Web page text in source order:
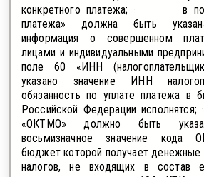
конкретного платежа; · в
платежа» должна быть
информация о совершенном
лицами и индивидуальными
поле 60 «ИНН
указано значение ИНН
обязанность по уплате платежа в
Российской Федерации
«ОКТМО» должно быть
восьмизначное значение кода
бюджет которой получает денежные
налогов, не входящих в состав